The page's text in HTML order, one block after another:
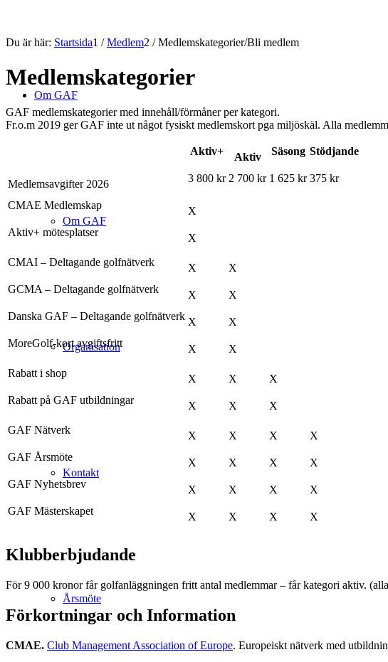
Om GAF
Om GAF
Organisation
Kontakt
Årsmöte
Du är här: Startsida1 / Medlem2 / Medlemskategorier/Bli medlem
Medlemskategorier
GAF medlemskategorier med innehåll/förmåner per kategori.
Fr.o.m 2019 ger GAF inte ut något fysiskt medlemskort pga miljöskäl. Alla
Aktiv+ Aktiv Säsong Stödjande
Medlemsavgifter 2026 3 800 kr 2 700 kr 1 625 kr 375 kr
CMAE Medlemskap
X
Aktiv+ mötesplatser
X
CMAI – Deltagande golfnätverk
X
X
GCMA – Deltagande golfnätverk
X
X
Danska GAF – Deltagande golfnätverk X
X
MoreGolf-kort avgiftsfritt
X
X
Rabatt i shop
X X
X
Rabatt på GAF utbildningar
X X
X
GAF Nätverk
X X X
X
GAF Årsmöte
X X X
X
GAF Nyhetsbrev
X X X
X
GAF Mästerskapet
X X X X
Klubberbjudande
För 9 000 kronor får golfanläggningen fritt antal medlemmar – får kategori aktiv.
Förkortningar och Information
CMAE. Club Management Association of Europe. Europeiskt nätverk med